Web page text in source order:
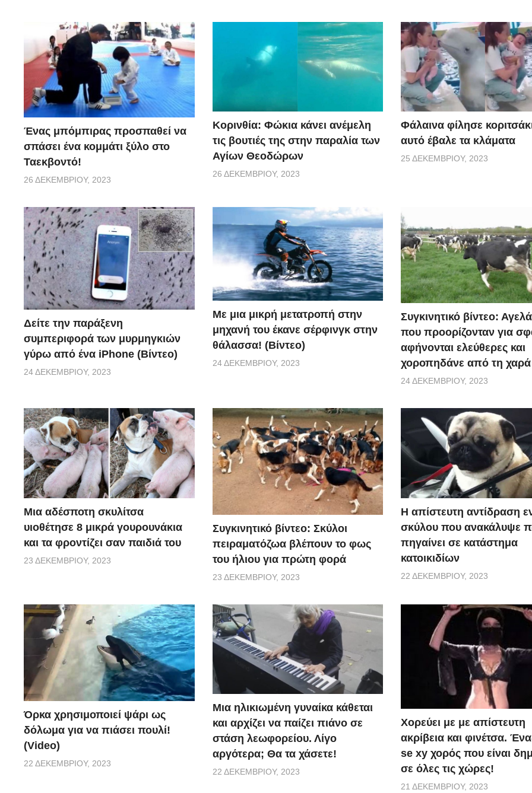
Ένας μπόμπιρας προσπαθεί να
σπάσει ένα κομμάτι ξύλο στο
Ταεκβοντό!
26 ΔΕΚΕΜΒΡΊΟΥ, 2023
Κορινθία: Φώκια κάνει ανέμελη
τις βουτιές της στην παραλία των
Αγίων Θεοδώρων
26 ΔΕΚΕΜΒΡΊΟΥ, 2023
Φάλαινα φίλησε
αυτό έβαλε τα κλάματα
25 ΔΕΚΕΜΒΡΊΟΥ, 2023
Δείτε την παράξενη
συμπεριφορά των μυρμηγκιών
γύρω από ένα iPhone (Βίντεο)
24 ΔΕΚΕΜΒΡΊΟΥ, 2023
Με μια μικρή μετατροπή στην
μηχανή του έκανε σέρφινγκ στην
θάλασσα! (Βίντεο)
24 ΔΕΚΕΜΒΡΊΟΥ, 2023
Συγκινητικό βίντεο:
που προορίζονταν για
αφήνονται ελεύθερες και
χοροπηδάνε από τη χαρά
24 ΔΕΚΕΜΒΡΊΟΥ, 2023
Μια αδέσποτη σκυλίτσα
υιοθέτησε 8 μικρά γουρουνάκια
και τα φροντίζει σαν παιδιά του
23 ΔΕΚΕΜΒΡΊΟΥ, 2023
Συγκινητικό βίντεο: Σκύλοι
πειραματόζωα βλέπουν το φως
του ήλιου για πρώτη φορά
23 ΔΕΚΕΜΒΡΊΟΥ, 2023
Η απίστευτη αντίδραση
σκύλου που ανακάλυψε
πηγαίνει σε κατάστημα
κατοικιδίων
22 ΔΕΚΕΜΒΡΊΟΥ, 2023
Όρκα χρησιμοποιεί ψάρι ως
δόλωμα για να πιάσει πουλί!
(Video)
22 ΔΕΚΕΜΒΡΊΟΥ, 2023
Μια ηλικιωμένη γυναίκα κάθεται
και αρχίζει να παίζει πιάνο σε
στάση λεωφορείου. Λίγο
αργότερα; Θα τα χάσετε!
22 ΔΕΚΕΜΒΡΊΟΥ, 2023
Χορεύει με με απίστευτη
ακρίβεια και φινέτσα.
se xy χορός που είναι
σε όλες τις χώρες!
21 ΔΕΚΕΜΒΡΊΟΥ, 2023